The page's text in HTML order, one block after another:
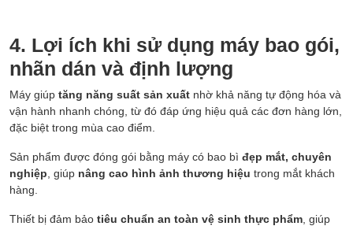
4. Lợi ích khi sử dụng máy bao gói,
nhãn dán và định lượng
Máy giúp tăng năng suất sản xuất nhờ khả năng tự động hóa và
vận hành nhanh chóng, từ đó đáp ứng hiệu quả các đơn hàng lớn,
đặc biệt trong mùa cao điểm.
Sản phẩm được đóng gói bằng máy có bao bì đẹp mắt, chuyên
nghiệp , giúp nâng cao hình ảnh thương hiệu trong mắt khách
hàng.
Thiết bị đảm bảo tiêu chuẩn an toàn vệ sinh thực phẩm , giúp